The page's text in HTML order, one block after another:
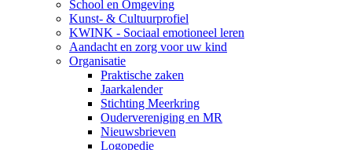
School en Omgeving
Kunst- & Cultuurprofiel
KWINK - Sociaal emotioneel leren
Aandacht en zorg voor uw kind
Organisatie
Praktische zaken
Jaarkalender
Stichting Meerkring
Oudervereniging en MR
Nieuwsbrieven
Logopedie